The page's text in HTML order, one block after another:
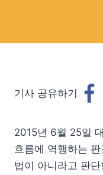
기사 공유하기
2015년 6월 25일
흐름에 역행하는
법이 아니라고 판